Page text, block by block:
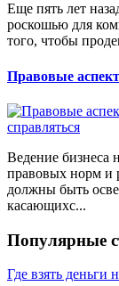
Еще пять лет
роскошью для
того, чтобы
Правовые
Ведение бизнеса
правовых норм и
должны быть
касающихс...
Популярные
Где взять деньги